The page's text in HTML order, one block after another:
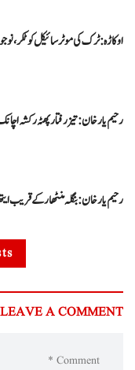
اوکاڑہ : ٹرک کی موٹر سائیکل کو ٹکر،
رحیم یارخان:تیزرفتارپھٹہ رکشہ
رحیم یارخان: بنگلہ منٹھار کے قریب
LEAVE A COMMENT
Comment *